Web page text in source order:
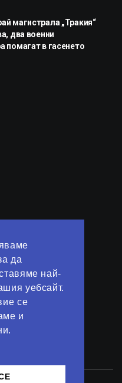
да
най-
уебсайт.
се
и
магистрала „Тракия“
два военни
помагат в гасенето